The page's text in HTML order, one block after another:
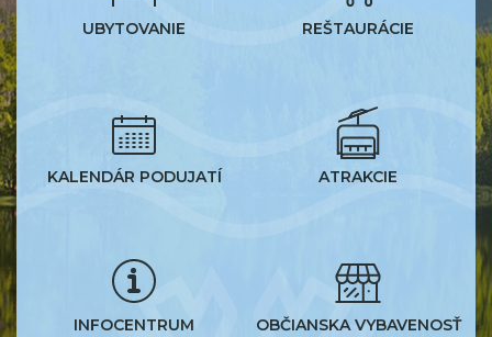
UBYTOVANIE REŠTAURÁCIE
KALENDÁR PODUJATÍ ATRAKCIE
INFOCENTRUM OBČIANSKA VYBAVENOSŤ